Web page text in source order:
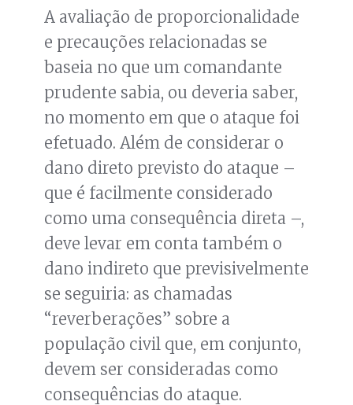
A avaliação de proporcionalidade
e precauções relacionadas se
baseia no que um comandante
prudente sabia, ou deveria saber,
no momento em que o ataque foi
efetuado. Além de considerar o
dano direto previsto do ataque –
que é facilmente considerado
como uma consequência direta –,
deve levar em conta também o
dano indireto que previsivelmente
se seguiria: as chamadas
“reverberações” sobre a
população civil que, em conjunto,
devem ser consideradas como
consequências do ataque.